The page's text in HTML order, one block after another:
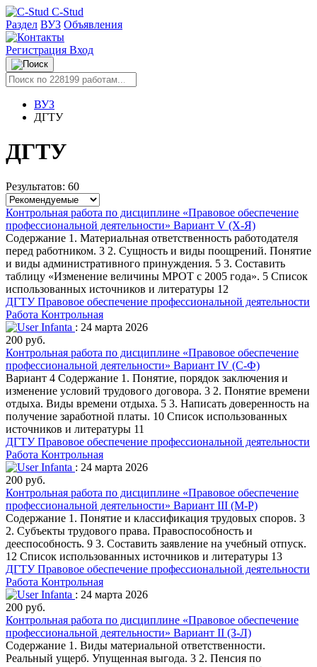
C-Stud
Раздел ВУЗ Объявления
Регистрация Вход
ВУЗ
ДГТУ
ДГТУ
Результатов: 60
Контрольная работа по дисциплине «Правовое обеспечение
профессиональной деятельности» Вариант V (Х-Я)
Содержание 1. Материальная ответственность работодателя
перед работником. 3 2. Сущность и виды поощрений. Понятие
и виды административного принуждения. 5 3. Составить
таблицу «Изменение величины МРОТ с 2005 года». 5 Список
использованных источников и литературы 12
ДГТУПравовое обеспечение профессиональной деятельности
Работа Контрольная
Infanta : 24 марта 2026
200 руб.
Контрольная работа по дисциплине «Правовое обеспечение
профессиональной деятельности» Вариант IV (С-Ф)
Вариант 4 Содержание 1. Понятие, порядок заключения и
изменение условий трудового договора. 3 2. Понятие времени
отдыха. Виды времени отдыха. 5 3. Написать доверенность на
получение заработной платы. 10 Список использованных
источников и литературы 11
ДГТУПравовое обеспечение профессиональной деятельности
Работа Контрольная
Infanta : 24 марта 2026
200 руб.
Контрольная работа по дисциплине «Правовое обеспечение
профессиональной деятельности» Вариант III (М-Р)
Содержание 1. Понятие и классификация трудовых споров. 3
2. Субъекты трудового права. Правоспособность и
дееспособность. 9 3. Составить заявление на учебный отпуск.
12 Список использованных источников и литературы 13
ДГТУПравовое обеспечение профессиональной деятельности
Работа Контрольная
Infanta : 24 марта 2026
200 руб.
Контрольная работа по дисциплине «Правовое обеспечение
профессиональной деятельности» Вариант II (З-Л)
Содержание 1. Виды материальной ответственности.
Реальный ущерб. Упущенная выгода. 3 2. Пенсия по